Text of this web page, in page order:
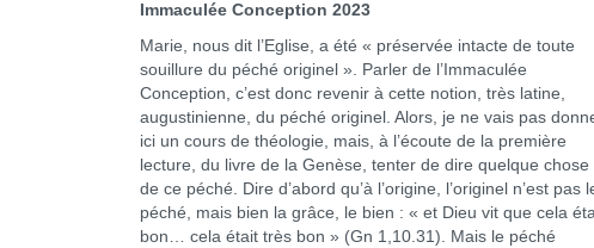
Immaculée Conception 2023
Marie, nous dit l’Eglise, a été « préservée intacte de toute
souillure du péché originel ». Parler de l’Immaculée
Conception, c’est donc revenir à cette notion, très latine,
augustinienne, du péché originel. Alors, je ne vais pas
ici un cours de théologie, mais, à l’écoute de la première
lecture, du livre de la Genèse, tenter de dire quelque chose
de ce péché. Dire d’abord qu’à l’origine, l’originel n’est pas
péché, mais bien la grâce, le bien : « et Dieu vit que cela
bon… cela était très bon » (Gn 1,10.31). Mais le péché